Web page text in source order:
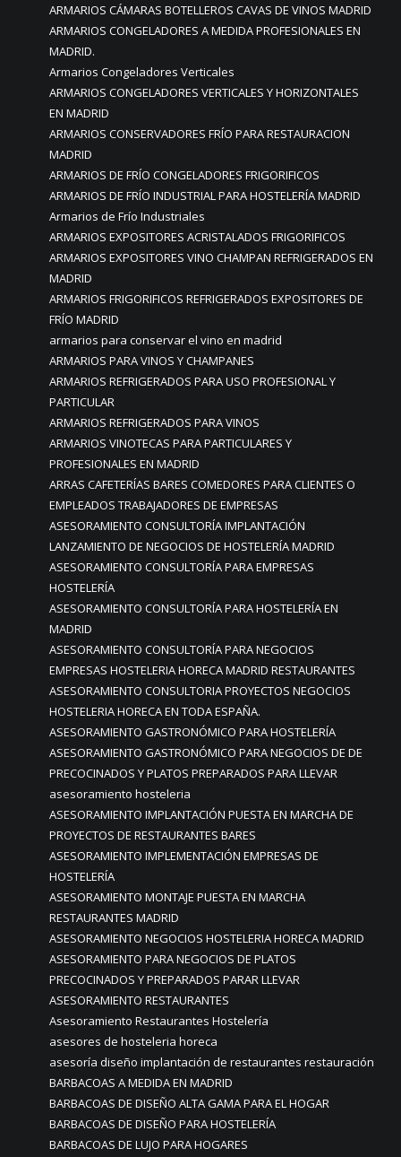
ARMARIOS CÁMARAS BOTELLEROS CAVAS DE VINOS MADRID
ARMARIOS CONGELADORES A MEDIDA PROFESIONALES EN
MADRID.
Armarios Congeladores Verticales
ARMARIOS CONGELADORES VERTICALES Y HORIZONTALES
EN MADRID
ARMARIOS CONSERVADORES FRÍO PARA RESTAURACION
MADRID
ARMARIOS DE FRÍO CONGELADORES FRIGORIFICOS
ARMARIOS DE FRÍO INDUSTRIAL PARA HOSTELERÍA MADRID
Armarios de Frío Industriales
ARMARIOS EXPOSITORES ACRISTALADOS FRIGORIFICOS
ARMARIOS EXPOSITORES VINO CHAMPAN REFRIGERADOS EN
MADRID
ARMARIOS FRIGORIFICOS REFRIGERADOS EXPOSITORES DE
FRÍO MADRID
armarios para conservar el vino en madrid
ARMARIOS PARA VINOS Y CHAMPANES
ARMARIOS REFRIGERADOS PARA USO PROFESIONAL Y
PARTICULAR
ARMARIOS REFRIGERADOS PARA VINOS
ARMARIOS VINOTECAS PARA PARTICULARES Y
PROFESIONALES EN MADRID
ARRAS CAFETERÍAS BARES COMEDORES PARA CLIENTES O
EMPLEADOS TRABAJADORES DE EMPRESAS
ASESORAMIENTO CONSULTORÍA IMPLANTACIÓN
LANZAMIENTO DE NEGOCIOS DE HOSTELERÍA MADRID
ASESORAMIENTO CONSULTORÍA PARA EMPRESAS
HOSTELERÍA
ASESORAMIENTO CONSULTORÍA PARA HOSTELERÍA EN
MADRID
ASESORAMIENTO CONSULTORÍA PARA NEGOCIOS
EMPRESAS HOSTELERIA HORECA MADRID RESTAURANTES
ASESORAMIENTO CONSULTORIA PROYECTOS NEGOCIOS
HOSTELERIA HORECA EN TODA ESPAÑA.
ASESORAMIENTO GASTRONÓMICO PARA HOSTELERÍA
ASESORAMIENTO GASTRONÓMICO PARA NEGOCIOS DE DE
PRECOCINADOS Y PLATOS PREPARADOS PARA LLEVAR
asesoramiento hosteleria
ASESORAMIENTO IMPLANTACIÓN PUESTA EN MARCHA DE
PROYECTOS DE RESTAURANTES BARES
ASESORAMIENTO IMPLEMENTACIÓN EMPRESAS DE
HOSTELERÍA
ASESORAMIENTO MONTAJE PUESTA EN MARCHA
RESTAURANTES MADRID
ASESORAMIENTO NEGOCIOS HOSTELERIA HORECA MADRID
ASESORAMIENTO PARA NEGOCIOS DE PLATOS
PRECOCINADOS Y PREPARADOS PARAR LLEVAR
ASESORAMIENTO RESTAURANTES
Asesoramiento Restaurantes Hostelería
asesores de hosteleria horeca
asesoría diseño implantación de restaurantes restauración
BARBACOAS A MEDIDA EN MADRID
BARBACOAS DE DISEÑO ALTA GAMA PARA EL HOGAR
BARBACOAS DE DISEÑO PARA HOSTELERÍA
BARBACOAS DE LUJO PARA HOGARES